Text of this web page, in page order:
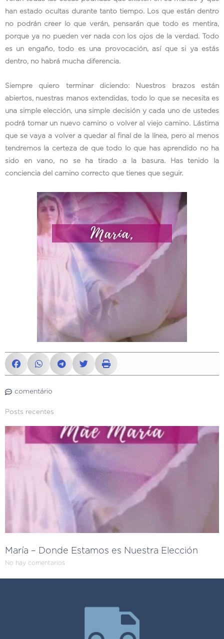
han estado ocultas durante tanto tiempo. Los que están dentro
no podrán creer lo que verán, pensarán que todo es mentira,
porque ya no pueden ver nada con los ojos de la verdad. Todo
es un engaño, todo es una provocación, así que si ya estás
dentro, no habrá mucha diferencia.
Siempre quiero terminar diciendo: Nuestros brazos están
abiertos, nuestras manos extendidas, todo lo que se necesita es
una simple elección, una simple decisión y cada uno de ustedes
podrá tomar un nuevo camino o volver al viejo camino. Lástima
que se vaya a volver a quedar al final de la línea, pero al menos
tendremos la certeza de que todo lo que has aprendido no ha
sido en vano, no se ha tirado a la basura. Has tenido la
conciencia del camino correcto que tienes que seguir.
comentário
Posts recentes
María – Donde Estamos es Nuestra Elección
No hay comentarios